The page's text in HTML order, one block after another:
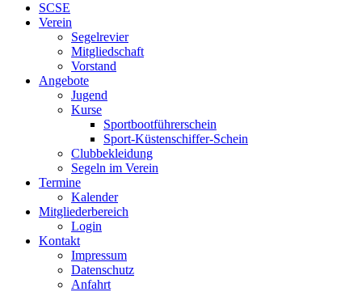
SCSE
Verein
Segelrevier
Mitgliedschaft
Vorstand
Angebote
Jugend
Kurse
Sportbootführerschein
Sport-Küstenschiffer-Schein
Clubbekleidung
Segeln im Verein
Termine
Kalender
Mitgliederbereich
Login
Kontakt
Impressum
Datenschutz
Anfahrt